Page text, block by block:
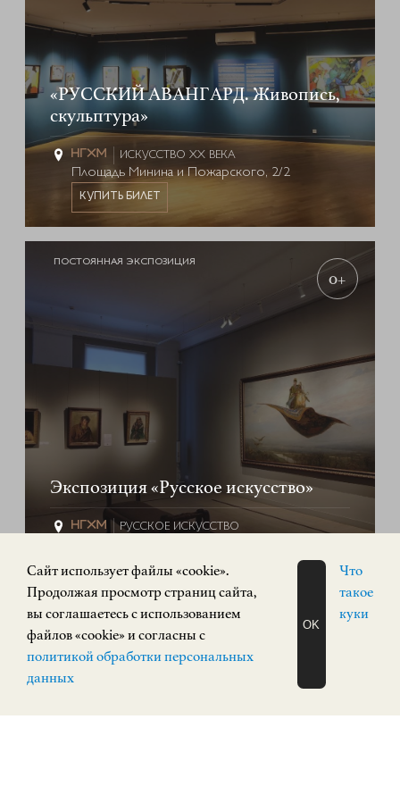
«РУССКИЙ АВАНГАРД. Живопись,
скульптура»
ИСКУССТВО XX ВЕКА
Площадь Минина и Пожарского, 2/2
КУПИТЬ БИЛЕТ
ПОСТОЯННАЯ ЭКСПОЗИЦИЯ
0+
Экспозиция «Русское искусство»
РУССКОЕ ИСКУССТВО
КУПИТЬ БИЛЕТ
ПОСТОЯННАЯ ЭКСПОЗИЦИЯ
ЗАПИСАТЬСЯ
НА ЭКСКУРСИЮ
Cайт использует файлы «cookie».
Продолжая просмотр страниц сайта,
вы соглашаетесь с использованием
файлов «cookie» и согласны с
политикой обработки персональных
данных
OK
Что
такое
куки